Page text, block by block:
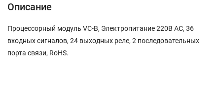
Описание
Процессорный модуль VC-B, Электропитание 220В AC, 36
входных сигналов, 24 выходных реле, 2 последовательных
порта связи, RoHS.